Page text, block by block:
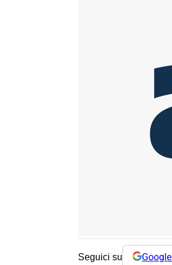
Seguici su Google